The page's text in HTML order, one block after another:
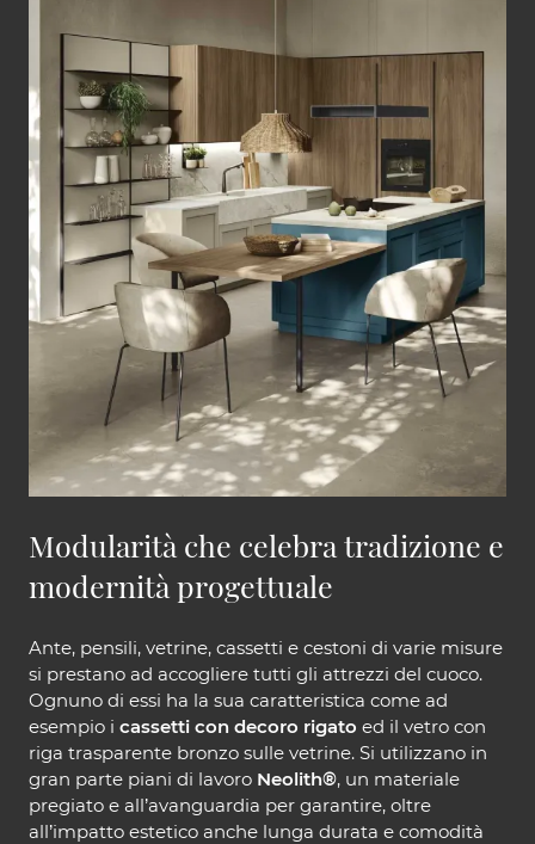
Modularità che celebra tradizione e
modernità progettuale
Ante, pensili, vetrine, cassetti e cestoni di varie misure
si prestano ad accogliere tutti gli attrezzi del cuoco.
Ognuno di essi ha la sua caratteristica come ad
esempio i cassetti con decoro rigato ed il vetro con
riga trasparente bronzo sulle vetrine. Si utilizzano in
gran parte piani di lavoro Neolith®, un materiale
pregiato e all’avanguardia per garantire, oltre
all’impatto estetico anche lunga durata e comodità